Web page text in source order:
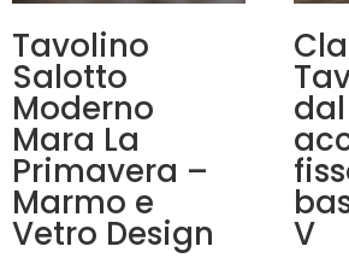
Tavolino
Salotto
Moderno
Mara La
Primavera –
Marmo e
Vetro Design V